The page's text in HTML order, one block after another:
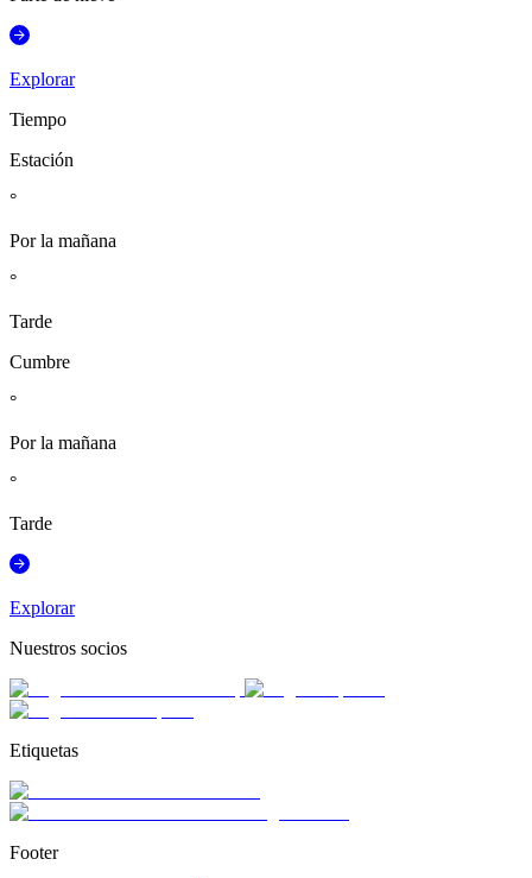
Explorar
Tiempo
Estación
°
Por la mañana
°
Tarde
Cumbre
°
Por la mañana
°
Tarde
Explorar
Nuestros socios
Etiquetas
Footer